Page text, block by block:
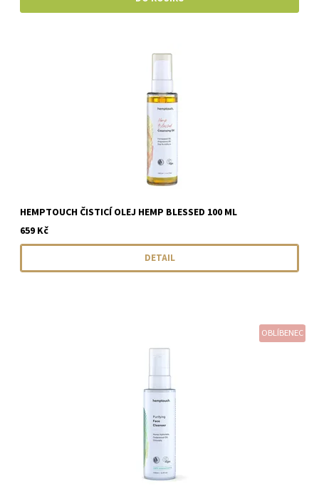
HEMPTOUCH ČISTICÍ OLEJ HEMP BLESSED 100 ML
659 Kč
DETAIL
OBLÍBENEC